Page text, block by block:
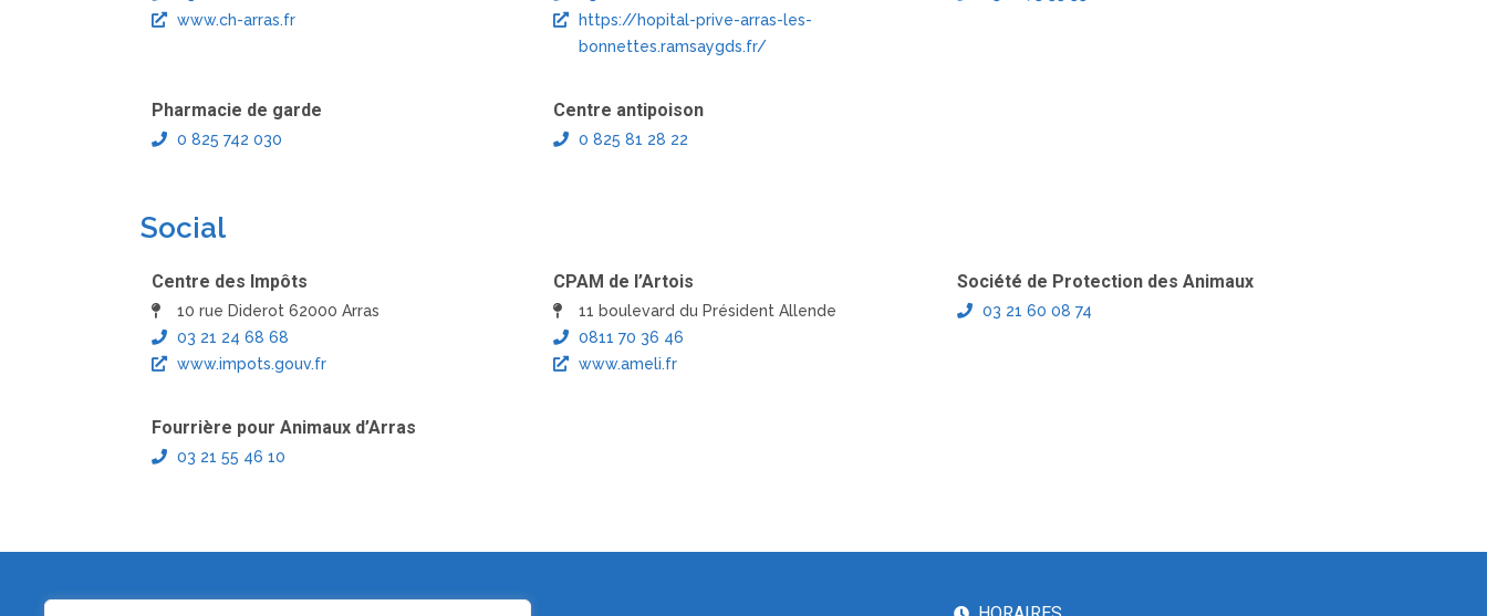
www.ch-arras.fr
https://hopital-prive-arras-les-
bonnettes.ramsaygds.fr/
Pharmacie de garde
0 825 742 030
Centre antipoison
0 825 81 28 22
Social
Centre des Impôts
10 rue Diderot 62000 Arras
03 21 24 68 68
www.impots.gouv.fr
CPAM de l’Artois
11 boulevard du Président Allende
0811 70 36 46
www.ameli.fr
Société de Protection des Animaux
03 21 60 08 74
Fourrière pour Animaux d’Arras
03 21 55 46 10